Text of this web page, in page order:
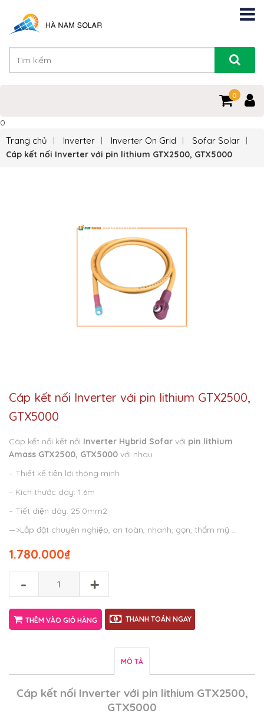
0
0
Trang chủ Inverter Inverter On Grid Sofar Solar
Cáp kết nối Inverter với pin lithium GTX2500, GTX5000
Cáp kết nối Inverter với pin lithium GTX2500,
GTX5000
Cáp kết nối kết nối Inverter Hybrid Sofar với pin lithium
Amass GTX2500, GTX5000 với nhau
– Thiết kế tiện lợi thông minh
– Kích thước dây: 1.6m
– Tiết diện dây: 25.0mm2
—>Lắp đặt chuyên nghiệp, an toàn, nhanh, gọn, thẩm mỹ …
₫
1.780.000
- +
THÊM VÀO GIỎ HÀNG THANH TOÁN NGAY
MÔ TẢ
Cáp kết nối Inverter với pin lithium GTX2500,
GTX5000